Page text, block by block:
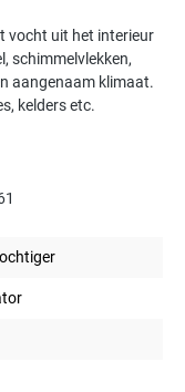
vocht uit het interieur
schimmelvlekken,
aangenaam klimaat.
kelders etc.